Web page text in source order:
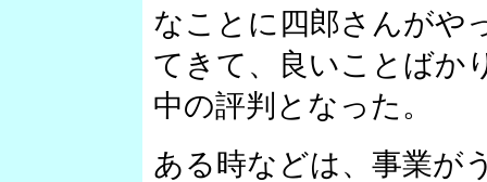
なことに四郎さんがや
てきて、良いことばか
中の評判となった。
ある時などは、事業が